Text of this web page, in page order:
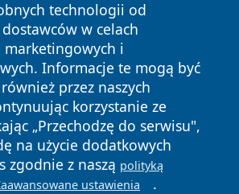
technologii od
w celach
marketingowych i
Informacje te mogą być
przez naszych
korzystanie ze
„Przechodzę do serwisu",
na użycie dodatkowych
zgodnie z naszą polityką
ustawienia .
Wszystkie prawa
Polityka
Prywatności
Polityka
Cookies